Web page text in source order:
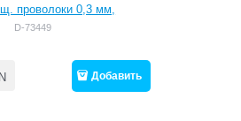
проволоки 0,3 мм,
гофрированная)
D-73449
Добавить